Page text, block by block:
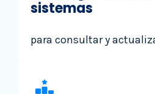
sistemas
para consultar y